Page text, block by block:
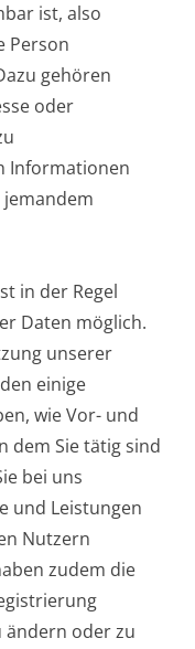
ist, also
Person
gehören
oder
Informationen
in der Regel
Daten möglich.
unserer
einige
wie Vor- und
dem Sie tätig sind
bei uns
und Leistungen
Nutzern
zudem die
ändern oder zu